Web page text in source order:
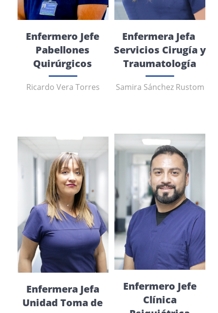
Enfermero Jefe
Pabellones
Quirúrgicos
Ricardo Vera Torres
Enfermera Jefa
Servicios Cirugía y
Traumatología
Samira Sánchez Rustom
Enfermera Jefa
Unidad Toma de
Enfermero Jefe
Clínica